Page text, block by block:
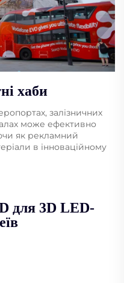
хаби
залізничних
може ефективно
як рекламний
в інноваційному
для 3D LED-